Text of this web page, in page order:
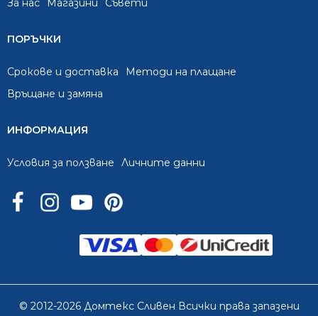
За нас Mагазини Съвети
ПОРЪЧКИ
Срокове и доставка
Методи на плащане
Връщане и замяна
ИНФОРМАЦИЯ
Условия за ползване Личните данни
© 2012-2026 Домтекс Сливен Всички права запазени